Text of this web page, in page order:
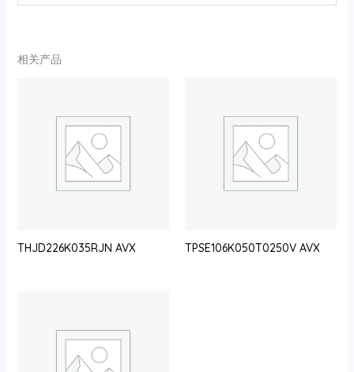
相关产品
THJD226K035RJN AVX TPSE106K050T0250V AVX